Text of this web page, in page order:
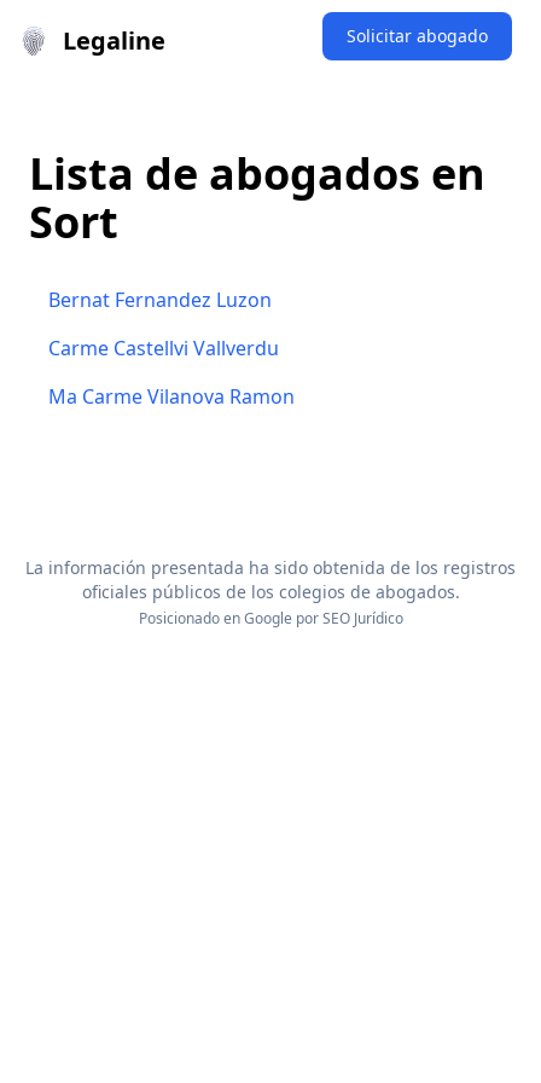
Legaline Solicitar abogado
Lista de abogados en
Sort
Bernat Fernandez Luzon
Carme Castellvi Vallverdu
Ma Carme Vilanova Ramon
La información presentada ha sido obtenida de los registros
oficiales públicos de los colegios de abogados.
Posicionado en Google porSEO Jurídico